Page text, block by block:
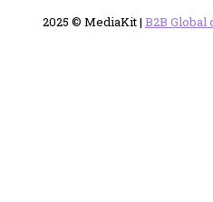
2025 © MediaKit | B2B Global